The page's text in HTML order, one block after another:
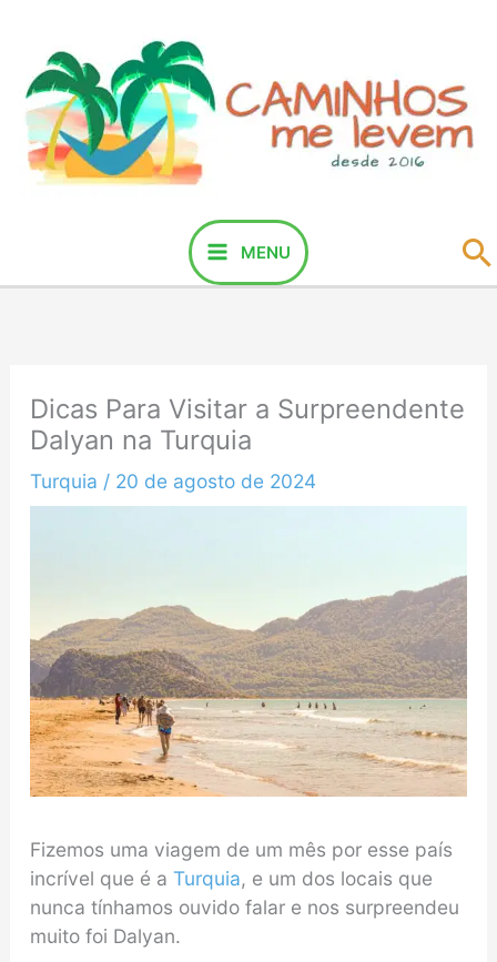
conteúdo
MENU
Dicas Para Visitar a Surpreendente
Dalyan na Turquia
Turquia / 20 de agosto de 2024
Fizemos uma viagem de um mês por esse país
incrível que é a Turquia, e um dos locais que
nunca tínhamos ouvido falar e nos surpreendeu
muito foi Dalyan.